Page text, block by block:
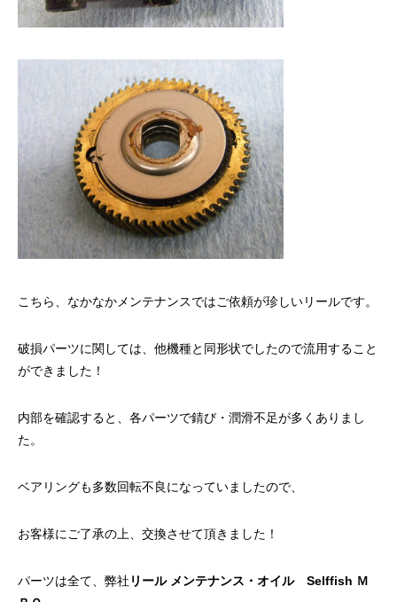
リールオーバーホール「マスタープログラ
ム」
Selffishが教えるリ
こちら、なかなかメンテナンスではご依頼が珍しいリールです。
破損パーツに関しては、他機種と同形状でしたので流用すること
ができました！
内部を確認すると、各パーツで錆び・潤滑不足が多くありまし
た。
ベアリングも多数回転不良になっていましたので、
お客様にご了承の上、交換させて頂きました！
パーツは全て、弊社 リール メンテナンス・オイル Selffish Ｍ